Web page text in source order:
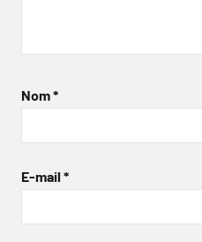
Nom*
E-mail *